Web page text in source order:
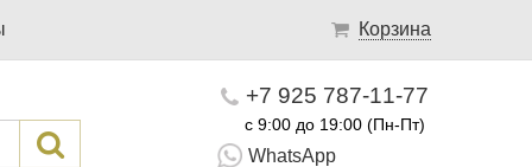
Корзина
+7 925 787-11-77
с 9:00 до 19:00 (Пн-Пт)
WhatsApp